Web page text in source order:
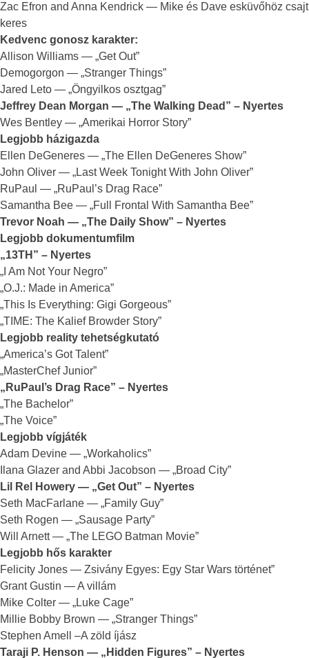
Zac Efron and Anna Kendrick — Mike és Dave esküvőhöz csajt
keres
Kedvenc gonosz karakter:
Allison Williams — „Get Out”
Demogorgon — „Stranger Things”
Jared Leto — „Öngyilkos osztgag”
Jeffrey Dean Morgan — „The Walking Dead” – Nyertes
Wes Bentley — „Amerikai Horror Story”
Legjobb házigazda
Ellen DeGeneres — „The Ellen DeGeneres Show”
John Oliver — „Last Week Tonight With John Oliver”
RuPaul — „RuPaul’s Drag Race”
Samantha Bee — „Full Frontal With Samantha Bee”
Trevor Noah — „The Daily Show” – Nyertes
Legjobb dokumentumfilm
„13TH” – Nyertes
„I Am Not Your Negro”
„O.J.: Made in America”
„This Is Everything: Gigi Gorgeous”
„TIME: The Kalief Browder Story”
Legjobb reality tehetségkutató
„America’s Got Talent”
„MasterChef Junior”
„RuPaul’s Drag Race” – Nyertes
„The Bachelor”
„The Voice”
Legjobb vígjáték
Adam Devine — „Workaholics”
Ilana Glazer and Abbi Jacobson — „Broad City”
Lil Rel Howery — „Get Out” – Nyertes
Seth MacFarlane — „Family Guy”
Seth Rogen — „Sausage Party”
Will Arnett — „The LEGO Batman Movie”
Legjobb hős karakter
Felicity Jones — Zsivány Egyes: Egy Star Wars történet”
Grant Gustin — A villám
Mike Colter — „Luke Cage”
Millie Bobby Brown — „Stranger Things”
Stephen Amell –A zöld íjász
Taraji P. Henson — „Hidden Figures” – Nyertes